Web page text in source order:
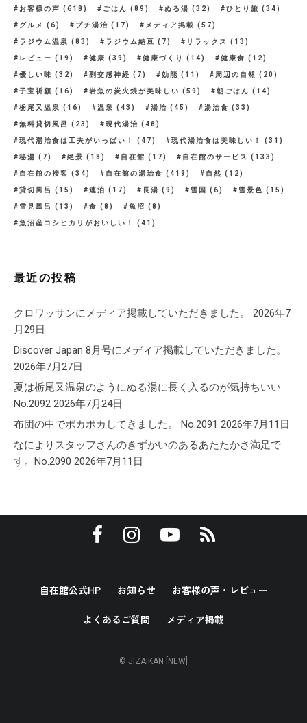
お客様の声 (618) ごはん (89) ぬる湯 (32) ひとり旅 (34)
グルメ (6) プチ湯治 (17) メディア掲載 (57)
ラジウム温泉 (83) ラジウム納豆 (7) リラックス (13)
レビュー (19) 健康 (39) 健康づくり (14) 健康食 (12)
優しい味 (32) 副交感神経 (7) 効能 (11) 周辺の自然 (20)
子宝祈願 (16) 岩魚の炭火焼が美味しい (59) 朝ごはん (14)
栃尾又温泉 (16) 温泉 (43) 湯治 (45) 湯治食 (33)
無料貸切風呂 (23) 現代湯治 (48)
現代湯治食は工夫がいっぱい！ (47) 現代湯治食は美味しい！ (31)
秘湯 (7) 絶景 (18) 自在館 (17) 自在館のサービス (133)
自在館の接客 (34) 自在館の湯治食 (419) 自然 (12)
貸切風呂 (15) 連泊 (17) 長湯 (9) 雪国 (6) 雪景色 (15)
雪見風呂 (13) 食 (8) 魚沼 (8)
魚沼産コシヒカリがおいしい！ (41)
最近の投稿
クロワッサンにメディア掲載していただきました。
2026年7
月29日
Discover Japan 8月号にメディア掲載していただきました。
2026年7月27日
夏は栃尾又温泉のようにぬる湯に長く入るのが気持ちいい
No.2092 2026年7月24日
布団の中でポカポカしてきました。 No.2091 2026年7月11日
なによりスタッフさんのきずかいのあるあたたかさ満足で
す。No.2090 2026年7月11日
自在館公式HP お知らせ お客様の声・レビュー
よくあるご質問 メディア掲載
© JIZAIKAN [NEW]